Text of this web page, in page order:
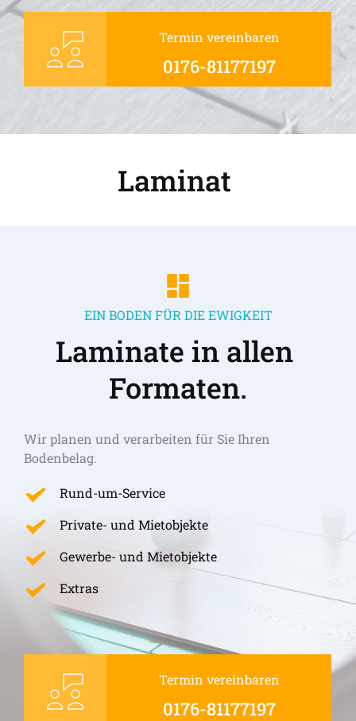
Termin vereinbaren
0176-81177197
Laminat
EIN BODEN FÜR DIE EWIGKEIT
Laminate in allen
Formaten.
Wir planen und verarbeiten für Sie Ihren
Bodenbelag.
Rund-um-Service
Private- und Mietobjekte
Gewerbe- und Mietobjekte
Extras
Termin vereinbaren
0176-81177197